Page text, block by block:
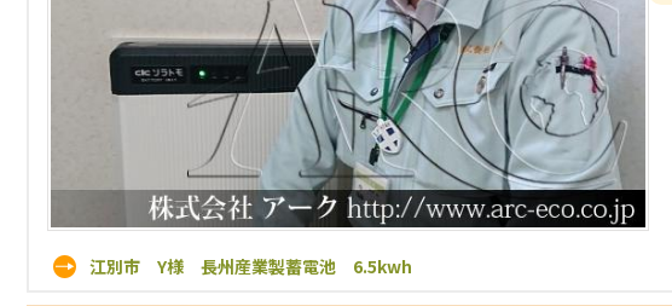
江別市 Y様 長州産業製蓄電池 6.5kwh